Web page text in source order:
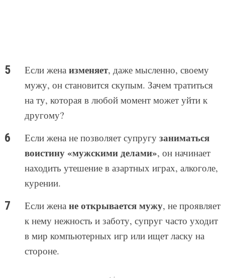
Если жена изменяет, даже мысленно, своему
мужу, он становится скупым. Зачем тратиться
на ту, которая в любой момент может уйти к
другому?
Если жена не позволяет супругу заниматься
воистину «мужскими делами», он начинает
находить утешение в азартных играх, алкоголе,
курении.
Если жена не открывается мужу, не проявляет
к нему нежность и заботу, супруг часто уходит
в мир компьютерных игр или ищет ласку на
стороне.